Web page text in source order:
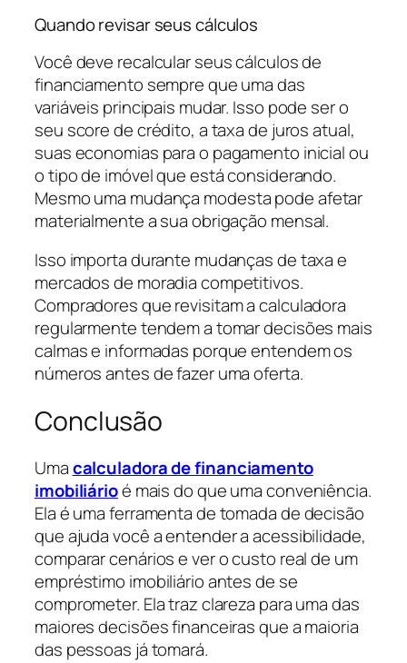
Quando revisar seus cálculos
Você deve recalcular seus cálculos de
financiamento sempre que uma das
variáveis principais mudar. Isso pode ser o
seu score de crédito, a taxa de juros atual,
suas economias para o pagamento inicial ou
o tipo de imóvel que está considerando.
Mesmo uma mudança modesta pode afetar
materialmente a sua obrigação mensal.
Isso importa durante mudanças de taxa e
mercados de moradia competitivos.
Compradores que revisitam a calculadora
regularmente tendem a tomar decisões mais
calmas e informadas porque entendem os
números antes de fazer uma oferta.
Conclusão
Umacalculadora de financiamento
imobiliárioé mais do que uma conveniência.
Ela é uma ferramenta de tomada de decisão
que ajuda você a entender a acessibilidade,
comparar cenários e ver o custo real de um
empréstimo imobiliário antes de se
comprometer. Ela traz clareza para uma das
maiores decisões financeiras que a maioria
das pessoas já tomará.